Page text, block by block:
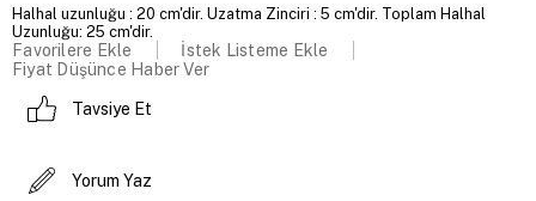
Halhal uzunluğu : 20 cm'dir. Uzatma Zinciri : 5 cm'dir. Toplam Halhal
Uzunluğu: 25 cm'dir.
Favorilere Ekle
İstek Listeme Ekle
Fiyat Düşünce Haber Ver
Tavsiye Et
Yorum Yaz